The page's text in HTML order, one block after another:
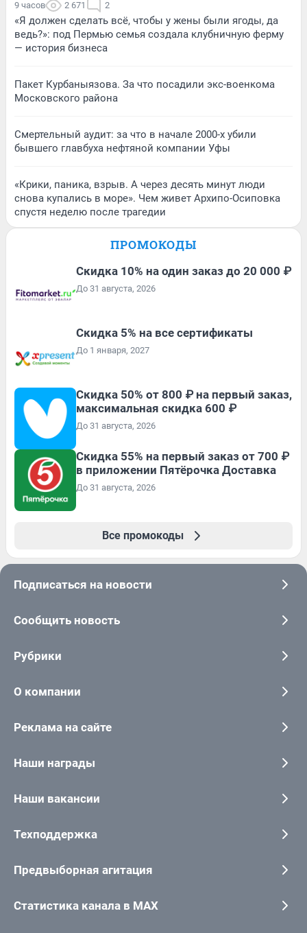
9 часов 2 671 2
«Я должен сделать всё, чтобы у жены были ягоды, да
ведь?»: под Пермью семья создала клубничную ферму
— история бизнеса
Пакет Курбаныязова. За что посадили экс-военкома
Московского района
Смертельный аудит: за что в начале 2000-х убили
бывшего главбуха нефтяной компании Уфы
«Крики, паника, взрыв. А через десять минут люди
снова купались в море». Чем живет Архипо-Осиповка
спустя неделю после трагедии
ПРОМОКОДЫ
Скидка 10% на один заказ до 20 000 ₽
До 31 августа, 2026
Скидка 5% на все сертификаты
До 1 января, 2027
Скидка 50% от 800 ₽ на первый заказ,
максимальная скидка 600 ₽
До 31 августа, 2026
Скидка 55% на первый заказ от 700 ₽
в приложении Пятёрочка Доставка
До 31 августа, 2026
Все промокоды
Подписаться на новости
Сообщить новость
Рубрики
О компании
Реклама на сайте
Наши награды
Наши вакансии
Техподдержка
Предвыборная агитация
Статистика канала в MAX